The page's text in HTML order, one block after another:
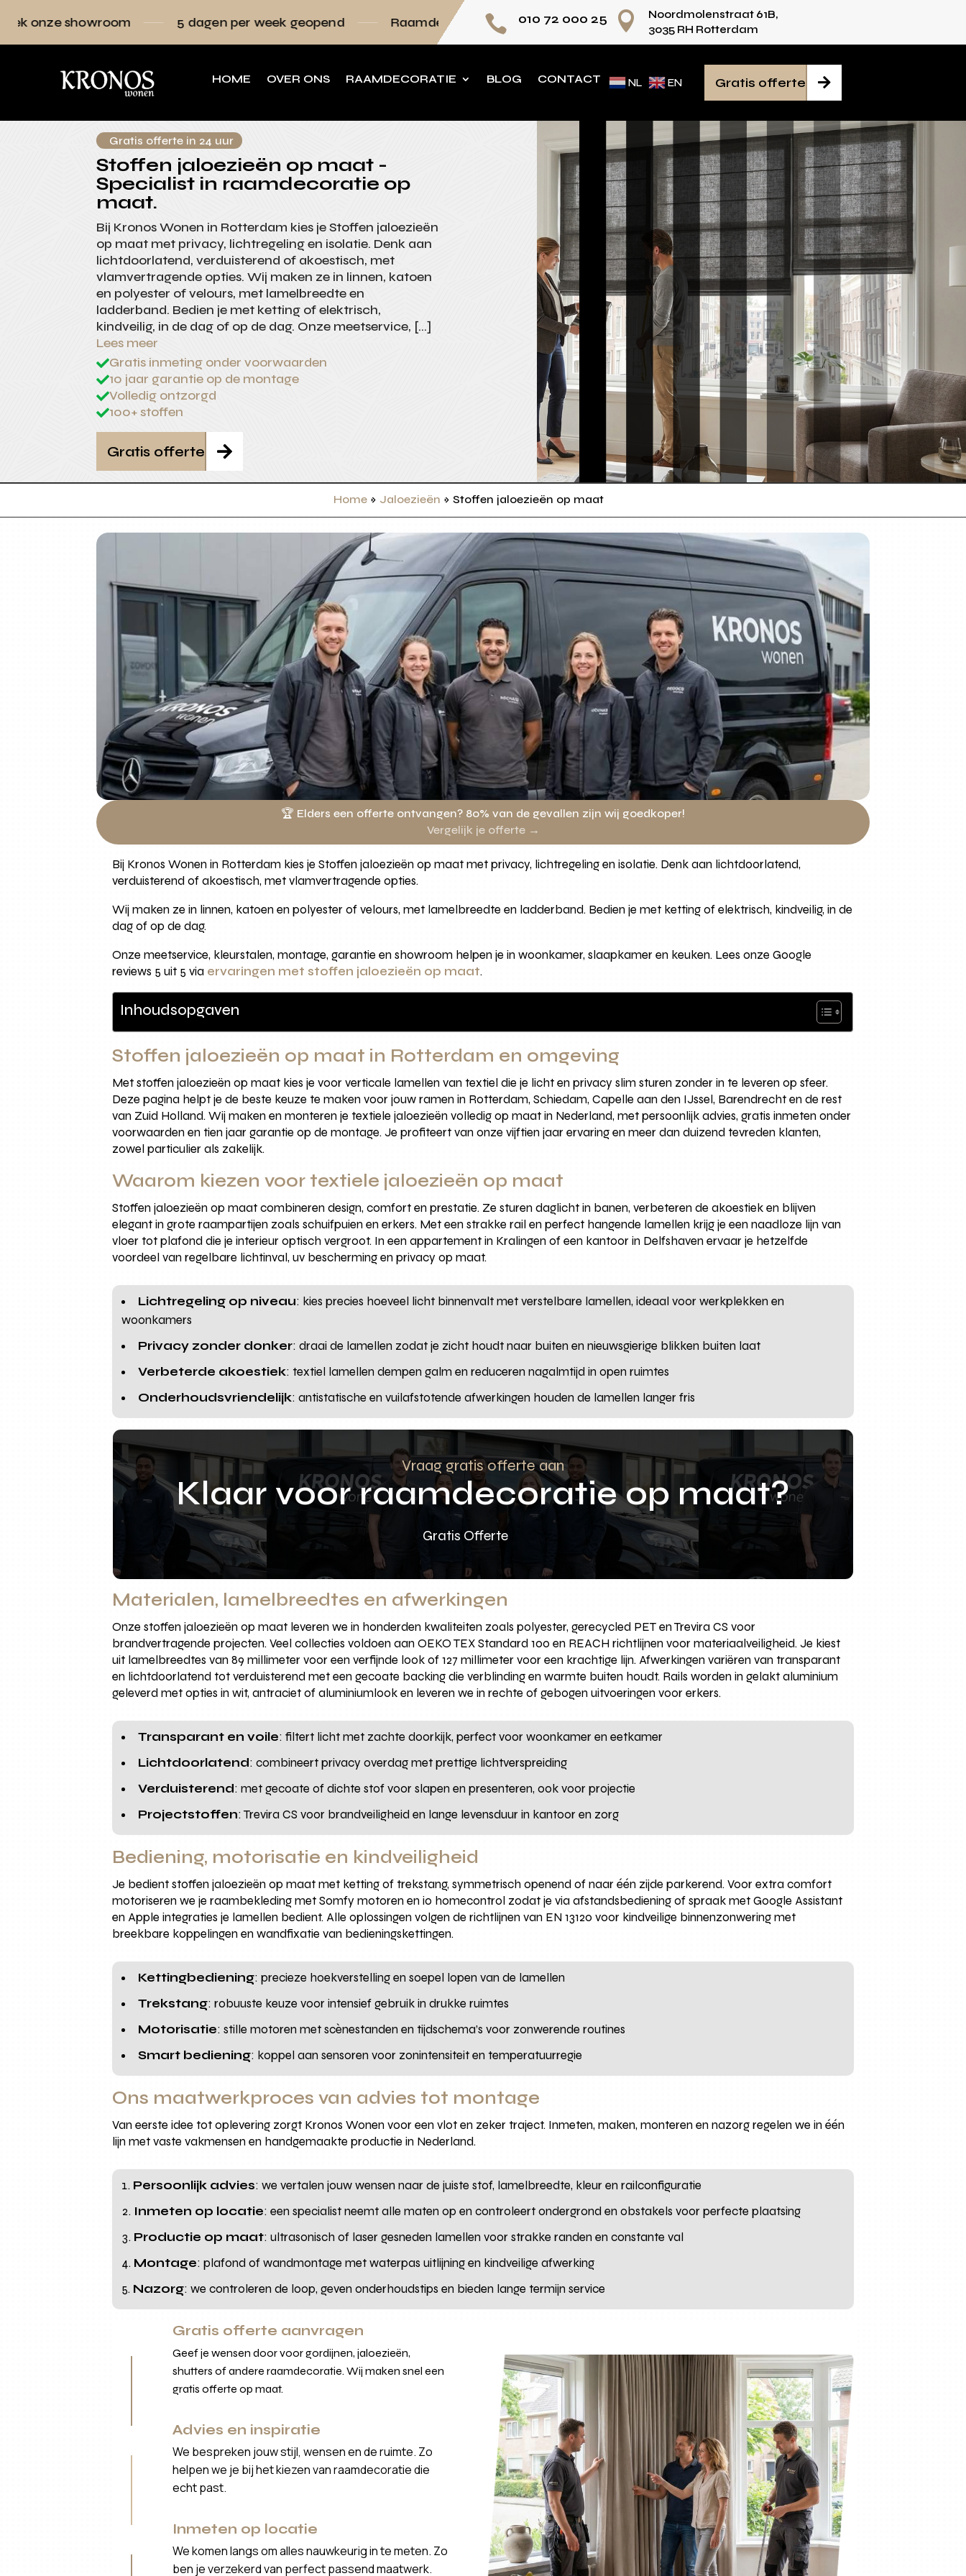
5 dagen per week geopend Raamdecoratie volledig op maat Persoonlijk advies voor iedere ruimte
 010 72 000 25 
Noordmolenstraat 61B,
3035 RH Rotterdam
HOME OVER ONS RAAMDECORATIE BLOG CONTACT NL EN 
Gratis offerte
Gratis offerte in 24 uur
Stoffen jaloezieën op maat -
Specialist in raamdecoratie op
maat.
Bij Kronos Wonen in Rotterdam kies je Stoffen jaloezieën
op maat met privacy, lichtregeling en isolatie. Denk aan
lichtdoorlatend, verduisterend of akoestisch, met
vlamvertragende opties. Wij maken ze in linnen, katoen
en polyester of velours, met lamelbreedte en
ladderband. Bedien je met ketting of elektrisch,
kindveilig, in de dag of op de dag. Onze meetservice, […]
Lees meer
Gratis inmeting onder voorwaarden
10 jaar garantie op de montage
Volledig ontzorgd
100+ stoffen

Gratis offerte
Home » Jaloezieën » Stoffen jaloezieën op maat
🏆 Elders een offerte ontvangen? 80% van de gevallen zijn wij goedkoper!
Vergelijk je offerte →
Bij Kronos Wonen in Rotterdam kies je Stoffen jaloezieën op maat met privacy, lichtregeling en isolatie. Denk aan lichtdoorlatend,
verduisterend of akoestisch, met vlamvertragende opties.
Wij maken ze in linnen, katoen en polyester of velours, met lamelbreedte en ladderband. Bedien je met ketting of elektrisch, kindveilig, in de
dag of op de dag.
Onze meetservice, kleurstalen, montage, garantie en showroom helpen je in woonkamer, slaapkamer en keuken. Lees onze Google
reviews 5 uit 5 via ervaringen met stoffen jaloezieën op maat.
Inhoudsopgaven
Stoffen jaloezieën op maat in Rotterdam en omgeving
Met stoffen jaloezieën op maat kies je voor verticale lamellen van textiel die je licht en privacy slim sturen zonder in te leveren op sfeer.
Deze pagina helpt je de beste keuze te maken voor jouw ramen in Rotterdam, Schiedam, Capelle aan den IJssel, Barendrecht en de rest
van Zuid Holland. Wij maken en monteren je textiele jaloezieën volledig op maat in Nederland, met persoonlijk advies, gratis inmeten onder
voorwaarden en tien jaar garantie op de montage. Je profiteert van onze vijftien jaar ervaring en meer dan duizend tevreden klanten,
zowel particulier als zakelijk.
Waarom kiezen voor textiele jaloezieën op maat
Stoffen jaloezieën op maat combineren design, comfort en prestatie. Ze sturen daglicht in banen, verbeteren de akoestiek en blijven
elegant in grote raampartijen zoals schuifpuien en erkers. Met een strakke rail en perfect hangende lamellen krijg je een naadloze lijn van
vloer tot plafond die je interieur optisch vergroot. In een appartement in Kralingen of een kantoor in Delfshaven ervaar je hetzelfde
voordeel van regelbare lichtinval, uv bescherming en privacy op maat.
Lichtregeling op niveau: kies precies hoeveel licht binnenvalt met verstelbare lamellen, ideaal voor werkplekken en
woonkamers
Privacy zonder donker: draai de lamellen zodat je zicht houdt naar buiten en nieuwsgierige blikken buiten laat
Verbeterde akoestiek: textiel lamellen dempen galm en reduceren nagalmtijd in open ruimtes
Onderhoudsvriendelijk: antistatische en vuilafstotende afwerkingen houden de lamellen langer fris
Vraag gratis offerte aan
Klaar voor raamdecoratie op maat?
Gratis Offerte
Materialen, lamelbreedtes en afwerkingen
Onze stoffen jaloezieën op maat leveren we in honderden kwaliteiten zoals polyester, gerecycled PET en Trevira CS voor
brandvertragende projecten. Veel collecties voldoen aan OEKO TEX Standard 100 en REACH richtlijnen voor materiaalveiligheid. Je kiest
uit lamelbreedtes van 89 millimeter voor een verfijnde look of 127 millimeter voor een krachtige lijn. Afwerkingen variëren van transparant
en lichtdoorlatend tot verduisterend met een gecoate backing die verblinding en warmte buiten houdt. Rails worden in gelakt aluminium
geleverd met opties in wit, antraciet of aluminiumlook en leveren we in rechte of gebogen uitvoeringen voor erkers.
Transparant en voile: filtert licht met zachte doorkijk, perfect voor woonkamer en eetkamer
Lichtdoorlatend: combineert privacy overdag met prettige lichtverspreiding
Verduisterend: met gecoate of dichte stof voor slapen en presenteren, ook voor projectie
Projectstoffen: Trevira CS voor brandveiligheid en lange levensduur in kantoor en zorg
Bediening, motorisatie en kindveiligheid
Je bedient stoffen jaloezieën op maat met ketting of trekstang, symmetrisch openend of naar één zijde parkerend. Voor extra comfort
motoriseren we je raambekleding met Somfy motoren en io homecontrol zodat je via afstandsbediening of spraak met Google Assistant
en Apple integraties je lamellen bedient. Alle oplossingen volgen de richtlijnen van EN 13120 voor kindveilige binnenzonwering met
breekbare koppelingen en wandfixatie van bedieningskettingen.
Kettingbediening: precieze hoekverstelling en soepel lopen van de lamellen
Trekstang: robuuste keuze voor intensief gebruik in drukke ruimtes
Motorisatie: stille motoren met scènestanden en tijdschema’s voor zonwerende routines
Smart bediening: koppel aan sensoren voor zonintensiteit en temperatuurregie
Ons maatwerkproces van advies tot montage
Van eerste idee tot oplevering zorgt Kronos Wonen voor een vlot en zeker traject. Inmeten, maken, monteren en nazorg regelen we in één
lijn met vaste vakmensen en handgemaakte productie in Nederland.
Persoonlijk advies: we vertalen jouw wensen naar de juiste stof, lamelbreedte, kleur en railconfiguratie
Inmeten op locatie: een specialist neemt alle maten op en controleert ondergrond en obstakels voor perfecte plaatsing
Productie op maat: ultrasonisch of laser gesneden lamellen voor strakke randen en constante val
Montage: plafond of wandmontage met waterpas uitlijning en kindveilige afwerking
Nazorg: we controleren de loop, geven onderhoudstips en bieden lange termijn service
Gratis offerte aanvragen
Geef je wensen door voor gordijnen, jaloezieën,
shutters of andere raamdecoratie. Wij maken snel een
gratis offerte op maat.
Advies en inspiratie
We bespreken jouw stijl, wensen en de ruimte. Zo
helpen we je bij het kiezen van raamdecoratie die
echt past.
Inmeten op locatie
We komen langs om alles nauwkeurig in te meten. Zo
ben je verzekerd van perfect passend maatwerk.